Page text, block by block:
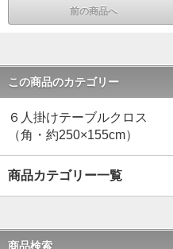
前の商品へ
この商品のカテゴリー
６人掛けテーブルクロス
（角・約250×155cm）
商品カテゴリー一覧
商品検索